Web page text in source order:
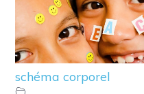
12 – Idée de jeux pour
éveiller la
connaissance de son
schéma corporel